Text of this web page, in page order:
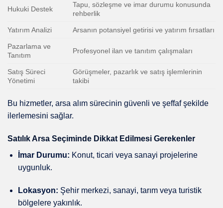
Hukuki Destek
Tapu, sözleşme ve imar durumu konusunda
rehberlik
Yatırım Analizi Arsanın potansiyel getirisi ve yatırım fırsatları
Pazarlama ve
Tanıtım
Profesyonel ilan ve tanıtım çalışmaları
Satış Süreci
Yönetimi
Görüşmeler, pazarlık ve satış işlemlerinin
takibi
Bu hizmetler, arsa alım sürecinin güvenli ve şeffaf şekilde
ilerlemesini sağlar.
Satılık Arsa Seçiminde Dikkat Edilmesi Gerekenler
İmar Durumu: Konut, ticari veya sanayi projelerine
uygunluk.
Lokasyon: Şehir merkezi, sanayi, tarım veya turistik
bölgelere yakınlık.